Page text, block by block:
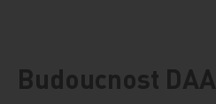
Budoucnost DAA